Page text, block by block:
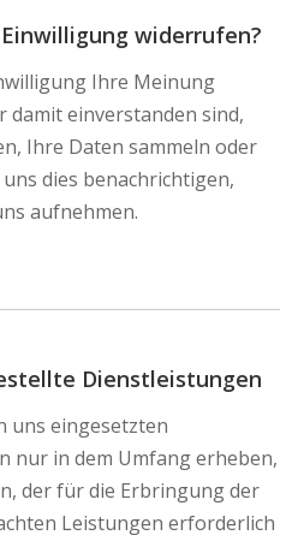
widerrufen?
Ihre Meinung
damit einverstanden sind,
Ihre Daten sammeln oder
dies benachrichtigen,
aufnehmen.
Dienstleistungen
uns eingesetzten
nur in dem Umfang erheben,
der für die Erbringung der
Leistungen erforderlich